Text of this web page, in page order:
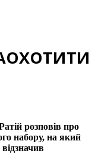
розповів про
набору, на який